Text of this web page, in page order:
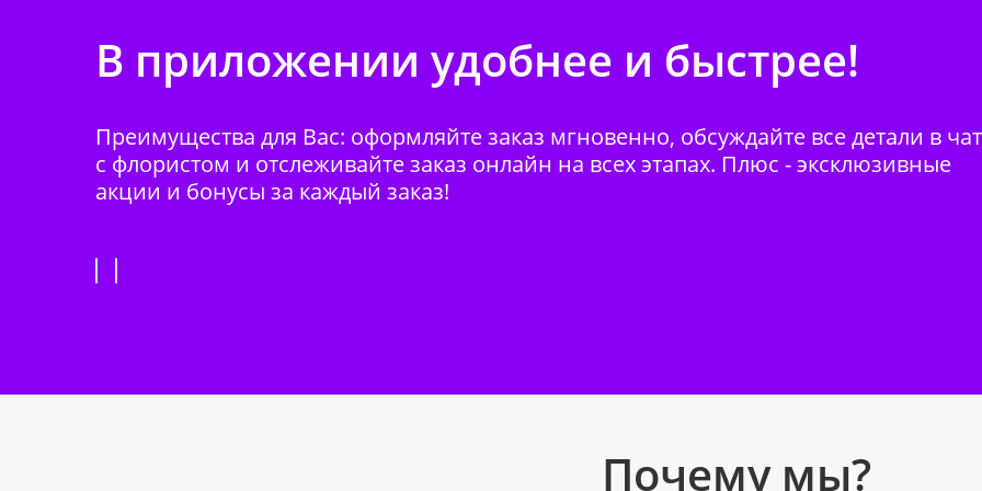
В приложении удобнее и быстрее!
Преимущества для Вас: оформляйте заказ мгновенно, обсуждайте все детали в
с флористом и отслеживайте заказ онлайн на всех этапах. Плюс - эксклюзивные
акции и бонусы за каждый заказ!
Почему мы?